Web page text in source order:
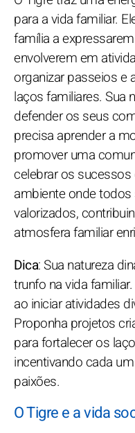
para a vida familiar.
família a
envolverem em
organizar passeios e
laços familiares. Sua
defender os seus
precisa aprender a
promover uma
celebrar os
ambiente onde
valorizados,
atmosfera familiar
Dica: Sua natureza
trunfo na vida
ao iniciar atividades
Proponha projetos
para fortalecer os
incentivando cada
paixões.
O Tigre e a vida